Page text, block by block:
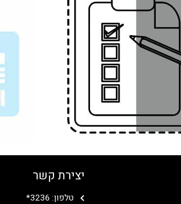
יצירת קשר
טלפון: 3236*